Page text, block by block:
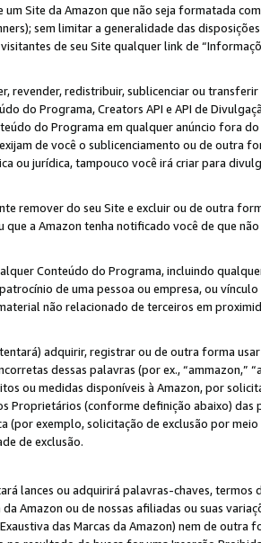
Site da Amazon que não seja formatada
sem limitar a generalidade das
de seu Site qualquer link de
revender, redistribuir, sublicenciar ou
do Programa, Creators API e API de
do Programa em qualquer anúncio fora
de você o sublicenciamento ou de outra
ou jurídica, tampouco você irá criar para
remover do seu Site e excluir ou de outra
que a Amazon tenha notificado você de que
Conteúdo do Programa, incluindo
de uma pessoa ou empresa, ou
não relacionado de terceiros em
adquirir, registrar ou de outra forma
dessas palavras (por ex., “ammazon,”
ou medidas disponíveis à Amazon, por
Proprietários (conforme definição abaixo)
(por exemplo, solicitação de exclusão por
de exclusão.
lances ou adquirirá palavras-chaves,
Amazon ou de nossas afiliadas ou suas
das Marcas da Amazon) nem de